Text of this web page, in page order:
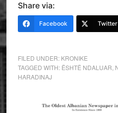
Share via:
Facebook Twitter
FILED UNDER: KRONIKE
TAGGED WITH: ËSHTË NDALUAR
HARADINAJ